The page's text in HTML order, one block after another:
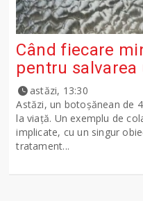
Când fiecare
pentru salvarea
astăzi, 13:30
Astăzi, un botoșănean de
la viață. Un exemplu de
implicate, cu un singur
tratament...